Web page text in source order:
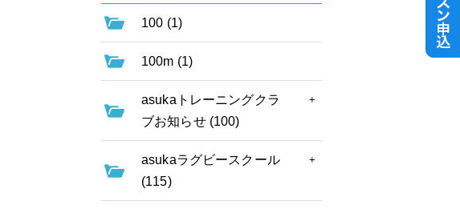
100 (1)
100m (1)
asukaトレーニングクラ
ブお知らせ (100)
asukaラグビースクール
(115)